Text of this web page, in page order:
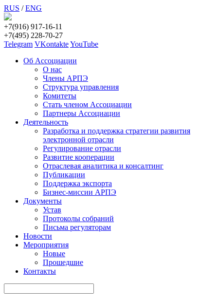
RUS /ENG
+7(916) 917-16-11
+7(495) 228-70-27
Telegram VKontakteYouTube
Об Ассоциации
О нас
Члены АРПЭ
Структура управления
Комитеты
Стать членом Ассоциации
Партнеры Ассоциации
Деятельность
Разработка и поддержка стратегии развития
электронной отрасли
Регулирование отрасли
Развитие кооперации
Отраслевая аналитика и консалтинг
Публикации
Поддержка экспорта
Бизнес-миссии АРПЭ
Документы
Устав
Протоколы собраний
Письма регуляторам
Новости
Мероприятия
Новые
Прошедшие
Контакты